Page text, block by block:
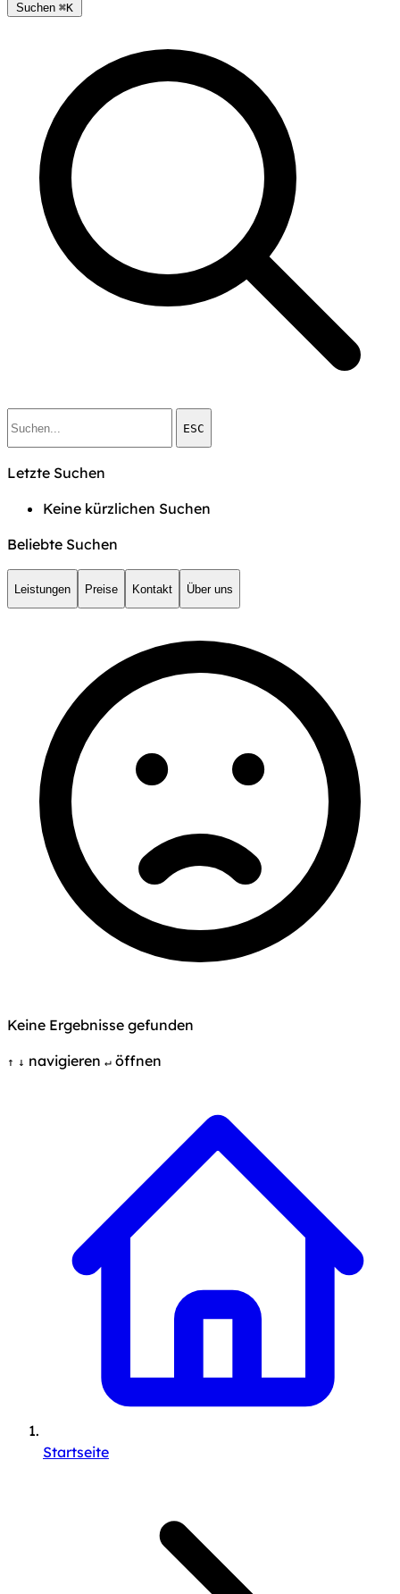
Suchen ⌘K
ESC
Letzte Suchen
Keine kürzlichen Suchen
Beliebte Suchen
Leistungen Preise Kontakt Über uns
Keine Ergebnisse gefunden
↑ ↓ navigieren ↵ öffnen
Startseite